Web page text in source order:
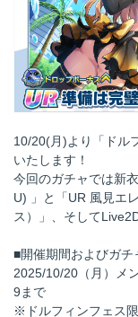
10/20(月)より「ドル
いたします！
今回のガチャでは新
U) 」と「UR 風見エ
ス）」、そして
■開催期間およびガチ
2025/10/20（月）メ
9まで
※ドルフィンフェス